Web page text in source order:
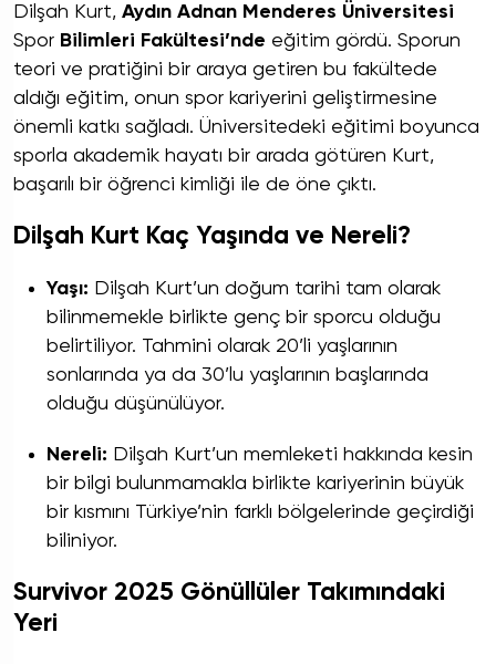
Dilşah Kurt, Aydın Adnan Menderes Üniversitesi
Spor Bilimleri Fakültesi’nde eğitim gördü. Sporun
teori ve pratiğini bir araya getiren bu fakültede
aldığı eğitim, onun spor kariyerini geliştirmesine
önemli katkı sağladı. Üniversitedeki eğitimi boyunca
sporla akademik hayatı bir arada götüren Kurt,
başarılı bir öğrenci kimliği ile de öne çıktı.
Dilşah Kurt Kaç Yaşında ve Nereli?
Yaşı: Dilşah Kurt’un doğum tarihi tam olarak
bilinmemekle birlikte genç bir sporcu olduğu
belirtiliyor. Tahmini olarak 20’li yaşlarının
sonlarında ya da 30’lu yaşlarının başlarında
olduğu düşünülüyor.
Nereli: Dilşah Kurt’un memleketi hakkında kesin
bir bilgi bulunmamakla birlikte kariyerinin büyük
bir kısmını Türkiye’nin farklı bölgelerinde geçirdiği
biliniyor.
Survivor 2025 Gönüllüler Takımındaki
Yeri